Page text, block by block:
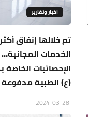
اخبار وتقارير
الخدمات
الإحصائيات الخاصة
(ع) الطبية مدفوعة